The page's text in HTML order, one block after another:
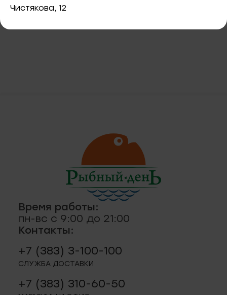
Чистякова, 12
риеты
приправы
12 (Пашино)
244
Время работы:
пн-вс с 9:00 до 21:00
Контакты:
+7 (383) 3-100-100
СЛУЖБА ДОСТАВКИ
+7 (383) 310-60-50